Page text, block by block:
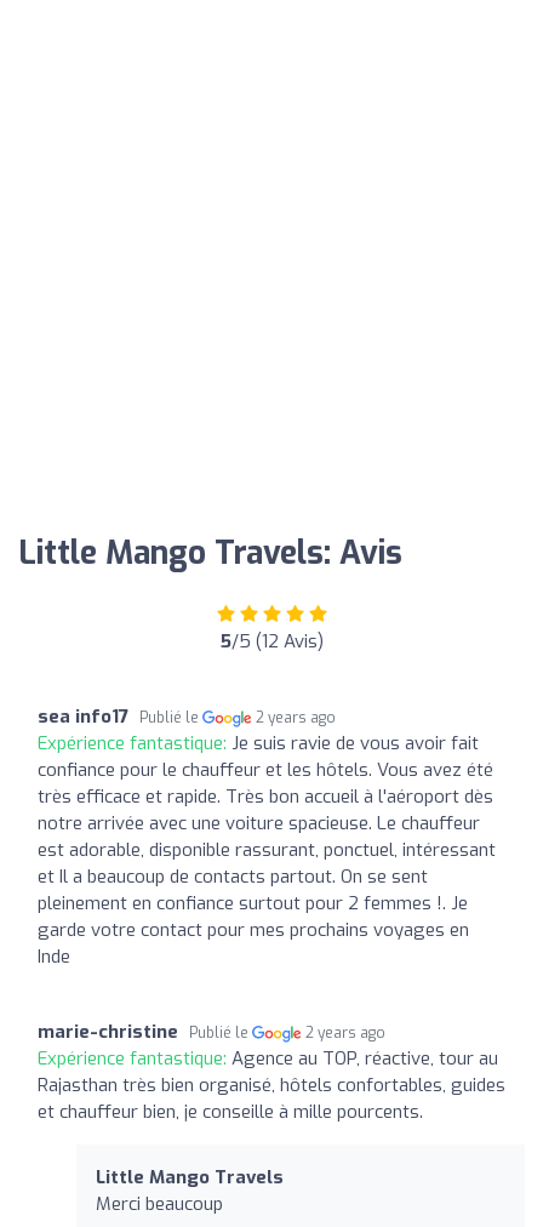
Little Mango Travels: Avis
5/5 (12 Avis)
sea info17 Publié le 2 years ago
Expérience fantastique: Je suis ravie de vous avoir fait
confiance pour le chauffeur et les hôtels. Vous avez été
très efficace et rapide. Très bon accueil à l'aéroport dès
notre arrivée avec une voiture spacieuse. Le chauffeur
est adorable, disponible rassurant, ponctuel, intéressant
et Il a beaucoup de contacts partout. On se sent
pleinement en confiance surtout pour 2 femmes !. Je
garde votre contact pour mes prochains voyages en
Inde
marie-christine Publié le 2 years ago
Expérience fantastique: Agence au TOP, réactive, tour au
Rajasthan très bien organisé, hôtels confortables, guides
et chauffeur bien, je conseille à mille pourcents.
Little Mango Travels
Merci beaucoup